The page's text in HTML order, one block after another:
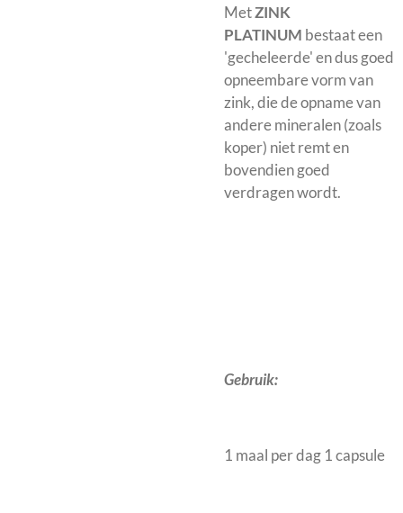
MetZINK
PLATINUM bestaat een
'gecheleerde' en dus goed
opneembare vorm van
zink, die de opname van
andere mineralen (zoals
koper) niet remt en
bovendien goed
verdragen wordt.
Gebruik:
1 maal per dag 1 capsule